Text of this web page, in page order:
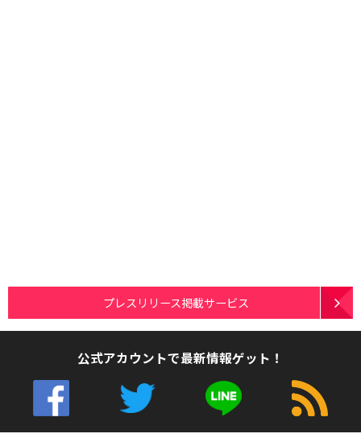
プレスリリース掲載サービス
公式アカウントで最新情報ゲット！